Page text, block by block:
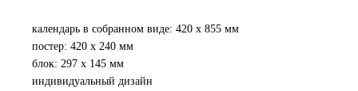
календарь в собранном виде: 420 х 855 мм
постер: 420 х 240 мм
блок: 297 х 145 мм
индивидуальный дизайн